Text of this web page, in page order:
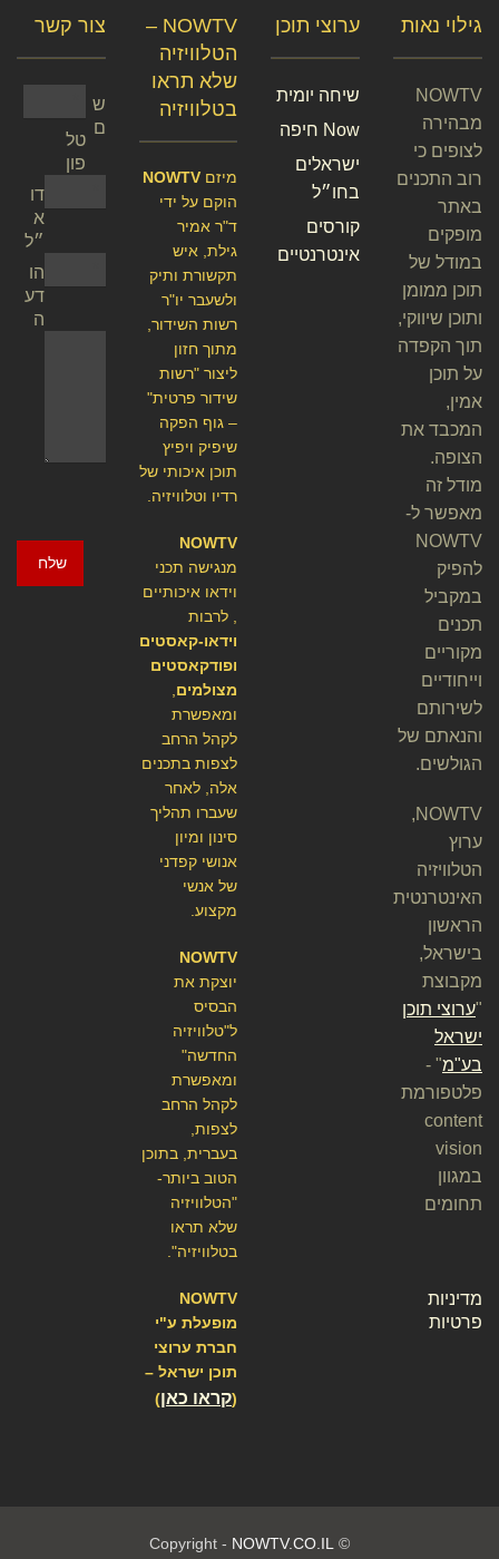
צור קשר
ש
ם
טל
פון
דו
א
״ל
הו
דע
ה
שלח
NOWTV –
הטלוויזיה
שלא תראו
בטלוויזיה
מיזם NOWTV
הוקם על ידי
ד"ר אמיר
גילת, איש
תקשורת ותיק
ולשעבר יו"ר
רשות השידור,
מתוך חזון
ליצור "רשות
שידור פרטית"
– גוף הפקה
שיפיק ויפיץ
תוכן איכותי של
רדיו וטלוויזיה.
NOWTV
מנגישה תכני
וידאו איכותיים
, לרבות
וידאו-קאסטים
ופודקאסטים
מצולמים
ומאפשרת
לקהל הרחב
לצפות בתכנים
אלה, לאחר
שעברו תהליך
סינון ומיון
אנושי קפדני
של אנשי
מקצוע.
NOWTV
יוצקת את
הבסיס
ל"טלוויזיה
החדשה"
ומאפשרת
לקהל הרחב
לצפות,
בעברית, בתוכן
הטוב ביותר-
"הטלוויזיה
שלא תראו
בטלוויזיה".
NOWTV
מופעלת ע"י
חברת ערוצי
תוכן ישראל –
(קראו כאן)
ערוצי תוכן
שיחה יומית
Now חיפה
ישראלים
בחו״ל
קורסים
אינטרנטיים
גילוי נאות
NOWTV
מבהירה
לצופים כי
רוב התכנים
באתר
מופקים
במודל של
תוכן ממומן
ותוכן שיווקי,
תוך הקפדה
על תוכן
אמין,
המכבד את
הצופה.
מודל זה
מאפשר ל-
NOWTV
להפיק
במקביל
תכנים
מקוריים
וייחודיים
לשירותם
והנאתם של
הגולשים.
NOWTV,
ערוץ
הטלוויזיה
האינטרנטית
הראשון
בישראל,
מקבוצת
"ערוצי תוכן
ישראל
בע"מ" -
פלטפורמת
content
vision
במגוון
תחומים
מדיניות
פרטיות
© Copyright -
NOWTV.CO.IL